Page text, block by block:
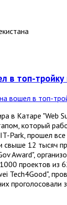
в топ-тройку
в Катаре
который
Park, прошел
свыше 12 тысяч
Award",
проектов из
Tech4Good",
проголосовали